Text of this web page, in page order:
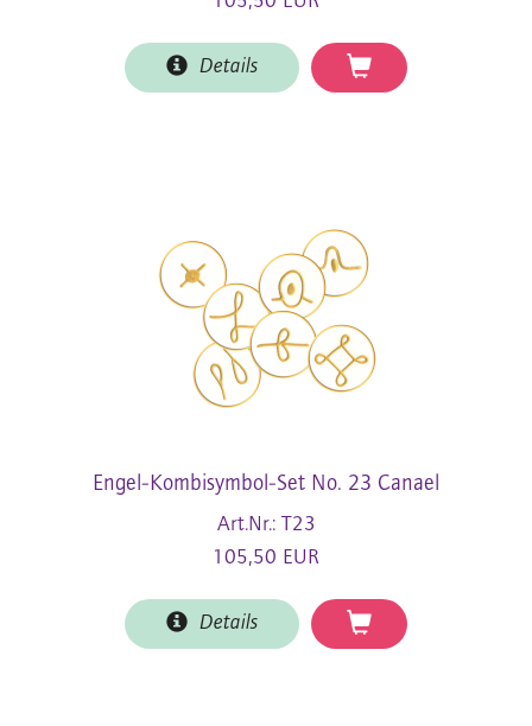
Details
Engel-Kombisymbol-Set No. 23 Canael
Art.Nr.: T23
105,50 EUR
Details